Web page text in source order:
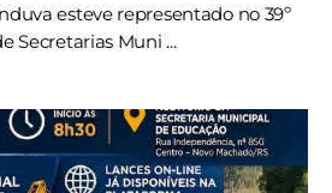
esteve representado no 39º
Secretarias Muni ...